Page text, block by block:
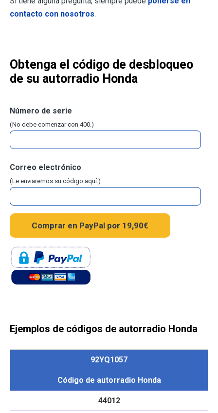
contacto con nosotros.
Obtenga el código de desbloqueo
de su autorradio Honda
Número de serie
(No debe comenzar con 400.)
Correo electrónico
(Le enviaremos su código aquí.)
Ejemplos de códigos de autorradio Honda
92YQ1057
Código de autorradio Honda
44012